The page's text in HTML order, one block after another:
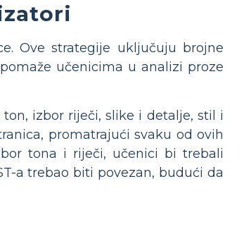
Ove strategije uključuju brojne
učenicima u analizi proze
izbor riječi, slike i detalje, stil i
promatrajući svaku od ovih
tona i riječi, učenici bi trebali
a trebao biti povezan, budući da